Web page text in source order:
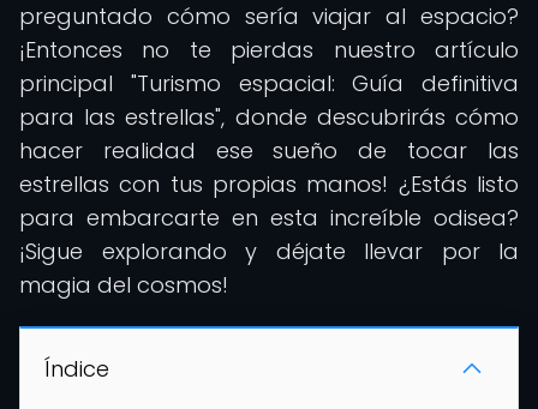
preguntado cómo sería viajar al espacio?
¡Entonces no te pierdas nuestro artículo
principal "Turismo espacial: Guía definitiva
para las estrellas", donde descubrirás cómo
hacer realidad ese sueño de tocar las
estrellas con tus propias manos! ¿Estás listo
para embarcarte en esta increíble odisea?
¡Sigue explorando y déjate llevar por la
magia del cosmos!
Índice